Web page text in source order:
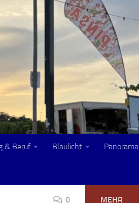
& Beruf Blaulicht Panorama
0 MEHR